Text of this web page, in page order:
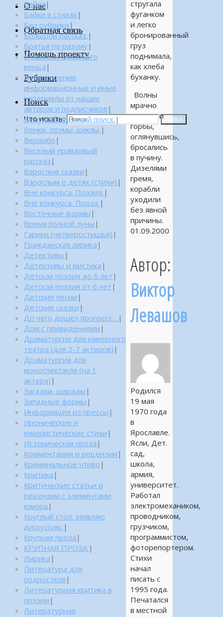
О нас
Обратная связь
Помощь проекту
Рубрики
Поиск
Что искать: Поиск
стругала
фуганком
и легко
бронированный
груз
поднимала,
как хлеба
буханку.
Волны
мрачно
вздували
горбы,
оглянувшись,
бросались
в пучину.
Дизелями
гремя,
корабли
уходили
без явной
причины.
01.09.2000
Автор:
Виктор
Левашов
Родился
19 мая
1970 года
в
Ярославле.
Ясли, Дет.
сад,
школа,
армия,
университет.
Работал
электромехаником,
проводником,
грузчиком,
программистом,
фоторепортером.
Стихи
начал
писать с
1995 года.
Печатался
в местной
Байки|
Байки в стихах |
Без рубрики |
Большой рассказ. |
Братья по разуму|
В поисках алмазного
венца |
В поле зрения:
информационные и иные
материалы от наших
авторов и подписчиков |
Веду собственный поиск. |
Венки, поэмы, циклы. |
Верлибр |
Веселый правдивый
рассказ |
Взрослые сказки |
Взрослым о детях (стихи) |
Вне конкурса. Поэзия. |
Вне конкурса. Проза. |
Восточные формы |
Время полной луны |
Гарики (четверостишья) |
Гражданская лирика |
Детективы |
Детективы и мистика |
Детская поэзия до 6 лет |
Детская поэзия от 6 лет |
Детские песни |
Детские сказки |
До чего дошел прогресс… |
Дом с привидениями |
Драматургия для камерного
театра (для 2-7 актеров) |
Драматургия для
моноспектакля (на 1
актера) |
Загадки, шарады |
Западные формы |
Информация из прессы |
Иронические и
юмористические стихи |
Историческая проза |
Комментарии и рецензии |
Криминальное чтиво |
Критика |
Критические статьи и
рецензии с элементами
юмора |
Круглый стол: заявляю
дискуссию. |
Крупная проза |
КРУПНАЯ ПРОЗА: |
Лирика |
Литература для
подростков |
Литературная критика в
поэзии |
Литературная